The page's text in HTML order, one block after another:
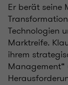
Er berät seine
Technologien
Marktreife.
ihrem